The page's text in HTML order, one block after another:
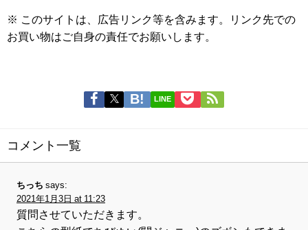
※ このサイトは、広告リンク等を含みます。リンク先での
お買い物はご自身の責任でお願いします。
LINE
コメント一覧
ちっち says:
2021年1月3日 at 11:23
質問させていただきます。